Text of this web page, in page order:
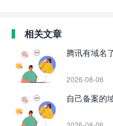
相关文章
腾讯有域名
2026-08-06
自己备案的